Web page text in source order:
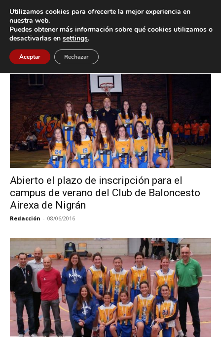
Inicio Etiquetas Airexa
Etiqueta: Airexa
Abierto el plazo de inscripción para el
campus de verano del Club de Baloncesto
Airexa de Nigrán
Redacción - 08/06/2016
Utilizamos cookies para ofrecerte la mejor experiencia en
nuestra web.
Puedes obtener más información sobre qué cookies utilizamos o
desactivarlas en settings.
Aceptar Rechazar